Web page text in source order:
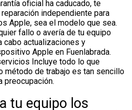
oficial ha caducado, te
independiente para
Apple, sea el modelo que sea.
fallo o avería de tu equipo
cabo actualizaciones y
Apple en Fuenlabrada.
Incluye todo lo que
método de trabajo es tan sencillo
preocupación.
tu equipo los